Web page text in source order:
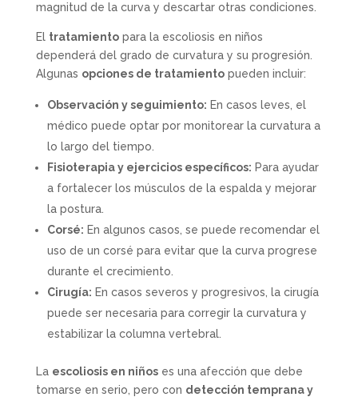
magnitud de la curva y descartar otras condiciones.
El tratamientopara la escoliosis en niños
dependerá del grado de curvatura y su progresión.
Algunas opciones de tratamientopueden incluir:
Observación y seguimiento: En casos leves, el
médico puede optar por monitorear la curvatura a
lo largo del tiempo.
Fisioterapia y ejercicios específicos: Para ayudar
a fortalecer los músculos de la espalda y mejorar
la postura.
Corsé: En algunos casos, se puede recomendar el
uso de un corsé para evitar que la curva progrese
durante el crecimiento.
Cirugía: En casos severos y progresivos, la cirugía
puede ser necesaria para corregir la curvatura y
estabilizar la columna vertebral.
La escoliosis en niñoses una afección que debe
tomarse en serio, pero con detección temprana y